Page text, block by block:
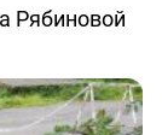
Рябиновой